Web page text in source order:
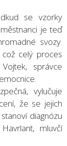
se vzorky
je teď
svozy.
celý proces
správce
vylučuje
že se jejich
diagnózu
mluvčí